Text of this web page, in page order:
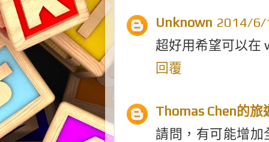
Unknown 2014/6/
超好用希望可以在
回覆
Thomas Chen的旅
請問，有可能增